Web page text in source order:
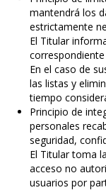
mantendrá los
estrictamente
El Titular
En el caso de
las listas y
tiempo
Principio de
personales
seguridad,
El Titular toma
acceso no
usuarios por